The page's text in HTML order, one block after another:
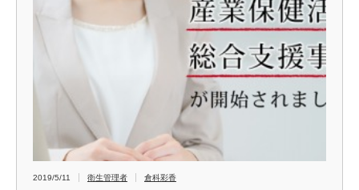
2019/5/11 衛生管理者 倉科彩香